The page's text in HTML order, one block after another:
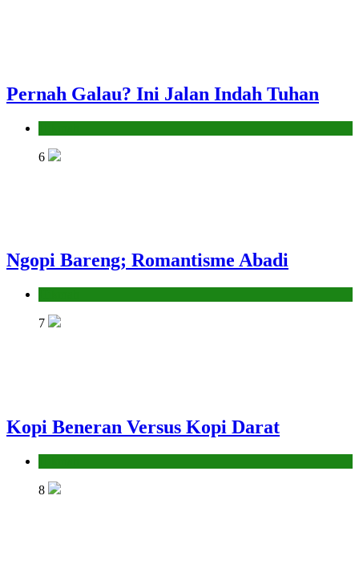
Pernah Galau? Ini Jalan Indah Tuhan
6
Ngopi Bareng; Romantisme Abadi
7
Kopi Beneran Versus Kopi Darat
8